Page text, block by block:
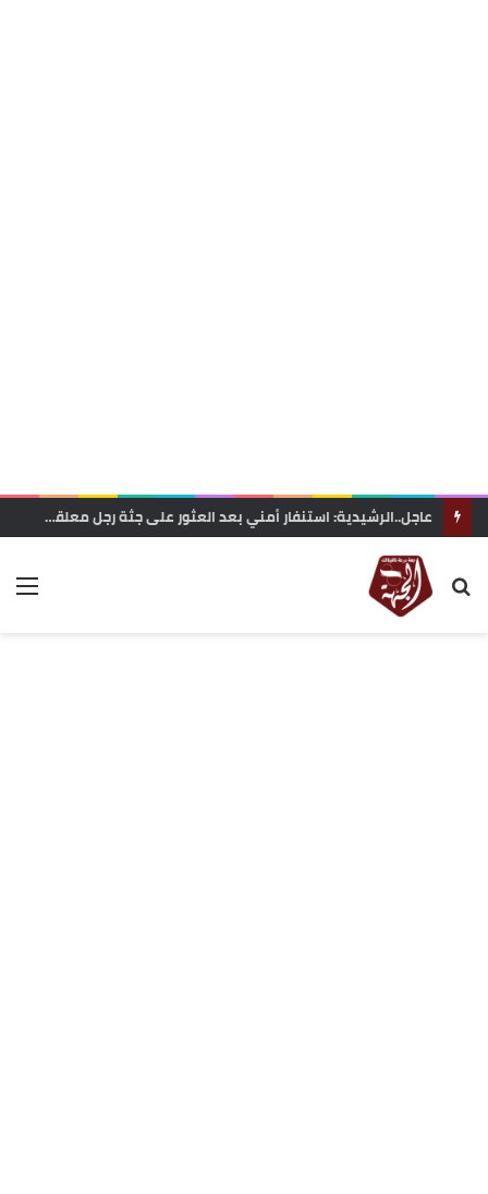
وزارة التربية الوطنية تعلن رسميا مواعيد الدخول المدرسي 2026-2027